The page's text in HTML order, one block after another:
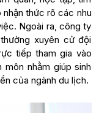
thức rõ các nhu
Ngoài ra, công ty
xuyên cử đội
tiếp tham gia vào
nhằm giúp sinh
của ngành du lịch.